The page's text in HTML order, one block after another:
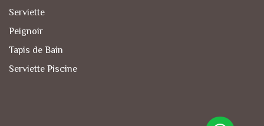
Serviette
Peignoir
Tapis de Bain
Serviette Piscine